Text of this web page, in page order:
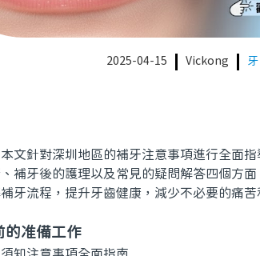
2025-04-15 Vickong
針對深圳地區的補牙注意事項進行全面指
補牙後的護理以及常見的疑問解答四個方
牙流程，提升牙齒健康，減少不必要的痛苦
的准備工作